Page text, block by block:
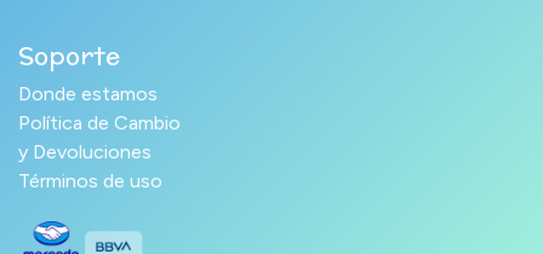
Soporte
Donde estamos
Política de Cambio
y Devoluciones
Términos de uso